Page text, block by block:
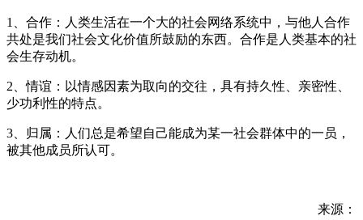
1、合作：人类生活在一个大的社会网络系统中，与他人合作
共处是我们社会文化价值所鼓励的东西。合作是人类基本的社
会生存动机。
2、情谊：以情感因素为取向的交往，具有持久性、亲密性、
少功利性的特点。
3、归属：人们总是希望自己能成为某一社会群体中的一员，
被其他成员所认可。
来源：